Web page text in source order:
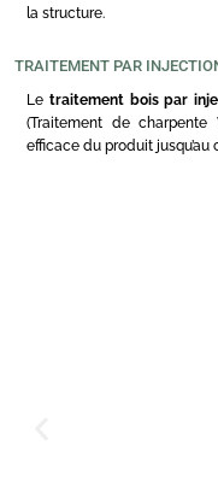
la structure.
TRAITEMENT PAR
Le traitement bois par
(Traitement de
efficace du produit